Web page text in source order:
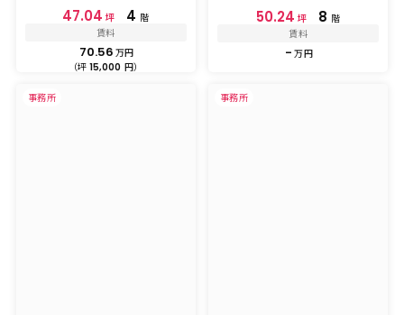
47.04 坪 4 階
賃料
70.56 万円
（坪 15,000 円）
50.24 坪 8 階
賃料
- 万円
事務所 事務所